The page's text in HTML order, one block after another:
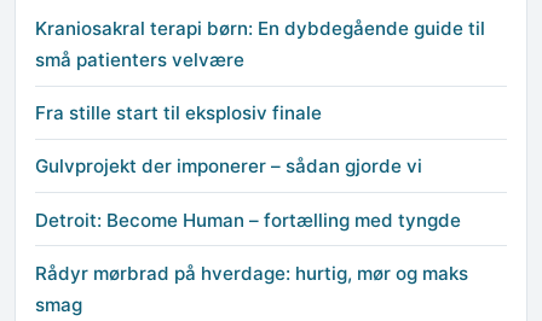
Kraniosakral terapi børn: En dybdegående guide til
små patienters velvære
Fra stille start til eksplosiv finale
Gulvprojekt der imponerer – sådan gjorde vi
Detroit: Become Human – fortælling med tyngde
Rådyr mørbrad på hverdage: hurtig, mør og maks
smag